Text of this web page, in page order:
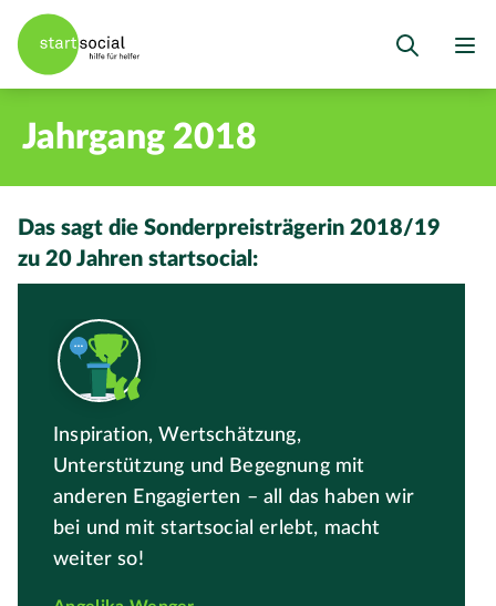
Jahrgang 2018
Das sagt die Sonderpreisträgerin 2018/19
zu 20 Jahren startsocial:
Inspiration, Wertschätzung,
Unterstützung und Begegnung mit
anderen Engagierten – all das haben wir
bei und mit startsocial erlebt, macht
weiter so!